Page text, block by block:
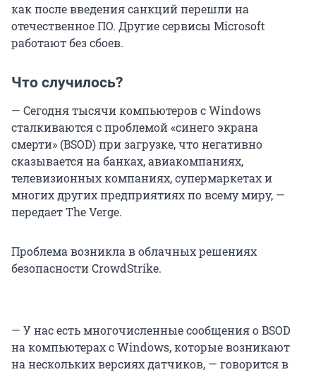
как после введения санкций перешли на
отечественное ПО. Другие сервисы Microsoft
работают без сбоев.
Что случилось?
— Сегодня тысячи компьютеров с Windows
сталкиваются с проблемой «синего экрана
смерти» (BSOD) при загрузке, что негативно
сказывается на банках, авиакомпаниях,
телевизионных компаниях, супермаркетах и
многих других предприятиях по всему миру, —
передает The Verge.
Проблема возникла в облачных решениях
безопасности CrowdStrike.
— У нас есть многочисленные сообщения о BSOD
на компьютерах с Windows, которые возникают
на нескольких версиях датчиков, — говорится в